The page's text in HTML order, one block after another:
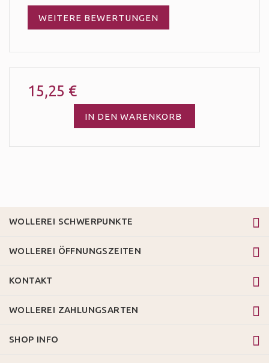
WEITERE BEWERTUNGEN
15,25 €
IN DEN WARENKORB
WOLLEREI SCHWERPUNKTE
WOLLEREI ÖFFNUNGSZEITEN
KONTAKT
WOLLEREI ZAHLUNGSARTEN
SHOP INFO